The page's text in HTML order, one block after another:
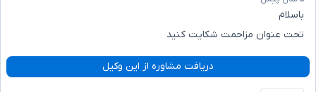
باسلام
تحت عنوان مزاحمت شکایت کنید
دریافت مشاوره از این وکیل